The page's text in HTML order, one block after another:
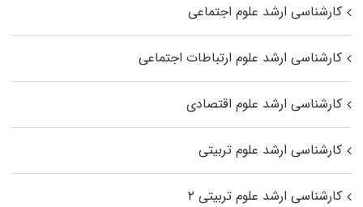
کارشناسی ارشد علوم اجتماعی
کارشناسی ارشد علوم ارتباطات اجتماعی
کارشناسی ارشد علوم اقتصادی
کارشناسی ارشد علوم تربیتی
کارشناسی ارشد علوم تربیتی ۲